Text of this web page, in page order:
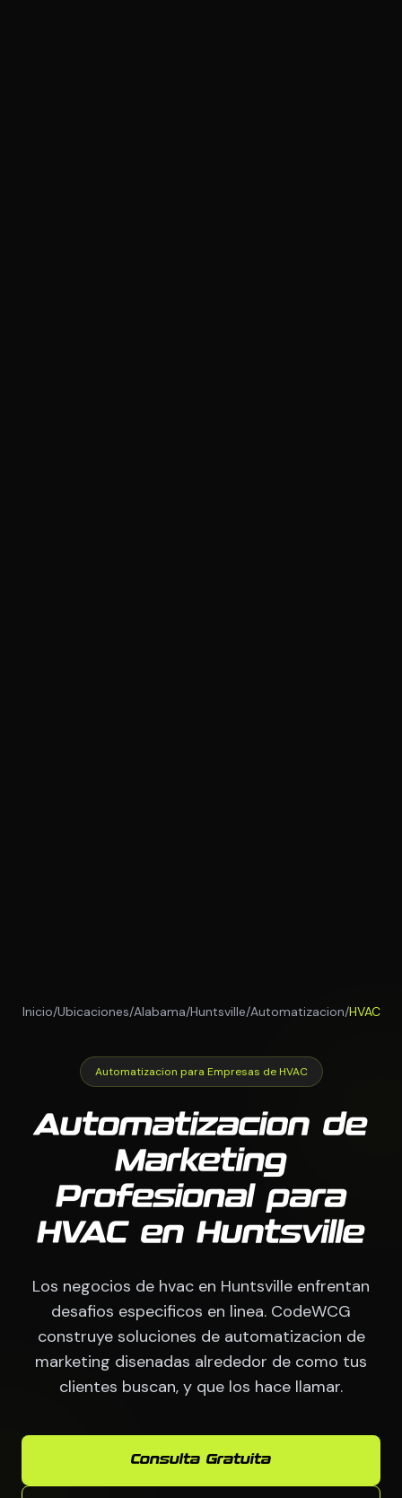
Inicio/Ubicaciones/Alabama/Huntsville/Automatizacion/HVAC
Automatizacion para Empresas de HVAC
Automatizacion de
Marketing
Profesional para
HVAC en Huntsville
Los negocios de hvac en Huntsville enfrentan
desafios especificos en linea. CodeWCG
construye soluciones de automatizacion de
marketing disenadas alrededor de como tus
clientes buscan, y que los hace llamar.
Consulta Gratuita